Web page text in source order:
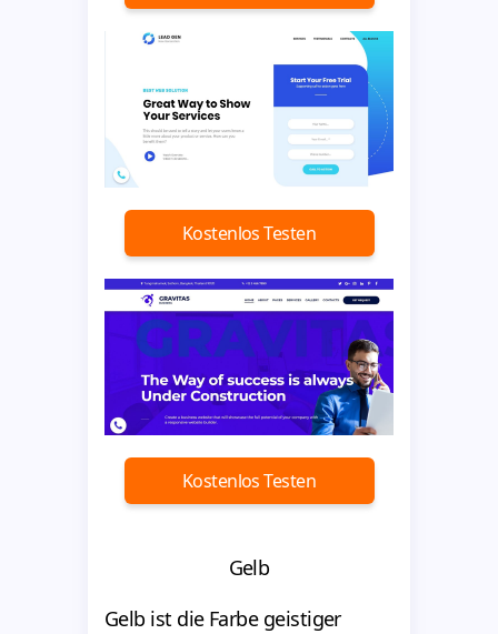
Kostenlos Testen
Kostenlos Testen
Gelb
Gelb ist die Farbe geistiger